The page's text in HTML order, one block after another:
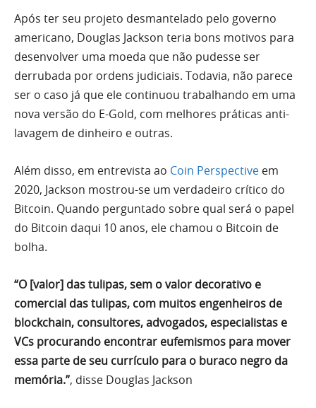
Após ter seu projeto desmantelado pelo governo
americano, Douglas Jackson teria bons motivos para
desenvolver uma moeda que não pudesse ser
derrubada por ordens judiciais. Todavia, não parece
ser o caso já que ele continuou trabalhando em uma
nova versão do E-Gold, com melhores práticas anti-
lavagem de dinheiro e outras.
Além disso, em entrevista ao Coin Perspective em
2020, Jackson mostrou-se um verdadeiro crítico do
Bitcoin. Quando perguntado sobre qual será o papel
do Bitcoin daqui 10 anos, ele chamou o Bitcoin de
bolha.
“O [valor] das tulipas, sem o valor decorativo e
comercial das tulipas, com muitos engenheiros de
blockchain, consultores, advogados, especialistas e
VCs procurando encontrar eufemismos para mover
essa parte de seu currículo para o buraco negro da
memória.”, disse Douglas Jackson